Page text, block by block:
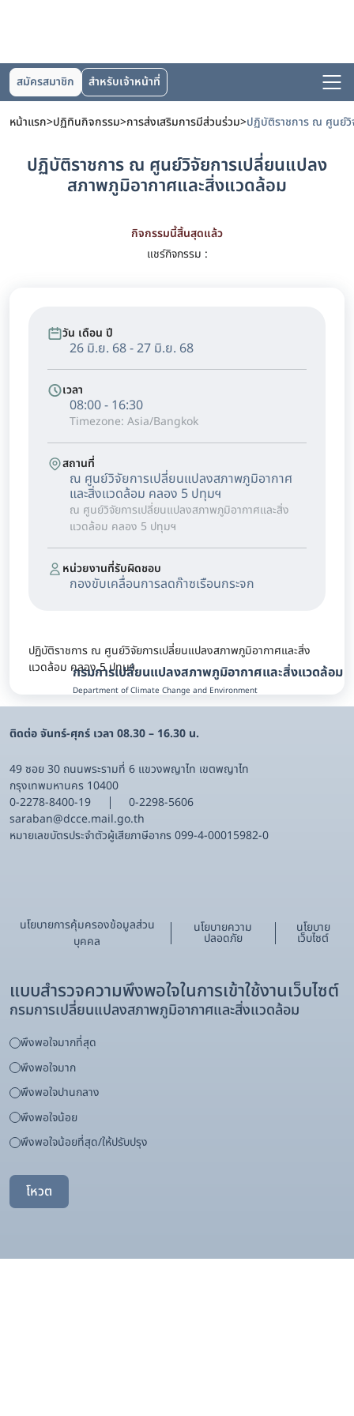
สมัครสมาชิก สำหรับเจ้าหน้าที่
หน้าแรก>ปฏิทินกิจกรรม>การส่งเสริมการมีส่วนร่วม>
ปฏิบัติราชการ ณ ศูนย์วิจัยการเปลี่ยนแปลง
สภาพภูมิอากาศและสิ่งแวดล้อม
กิจกรรมนี้สิ้นสุดแล้ว
แชร์กิจกรรม :
วัน เดือน ปี
26 มิ.ย. 68 - 27 มิ.ย. 68
เวลา
08:00 - 16:30
Timezone: Asia/Bangkok
สถานที่
ณ ศูนย์วิจัยการเปลี่ยนแปลงสภาพภูมิอากาศ
และสิ่งแวดล้อม คลอง 5 ปทุมฯ
ณ ศูนย์วิจัยการเปลี่ยนแปลงสภาพภูมิอากาศและสิ่ง
แวดล้อม คลอง 5 ปทุมฯ
หน่วยงานที่รับผิดชอบ
กองขับเคลื่อนการลดก๊าซเรือนกระจก
ปฏิบัติราชการ ณ ศูนย์วิจัยการเปลี่ยนแปลงสภาพภูมิอากาศและสิ่ง
แวดล้อม คลอง 5 ปทุมฯ
กรมการเปลี่ยนแปลงสภาพภูมิอากาศและสิ่งแวดล้อม
Department of Climate Change and Environment
ติดต่อ จันทร์-ศุกร์ เวลา 08.30 – 16.30 น.
49 ซอย 30 ถนนพระรามที่ 6 แขวงพญาไท เขตพญาไท
กรุงเทพมหานคร 10400
0-2278-8400-19
0-2298-5606
saraban@dcce.mail.go.th
หมายเลขบัตรประจําตัวผู้เสียภาษีอากร 099-4-00015982-0
นโยบายการคุ้มครองข้อมูลส่วน
บุคคล
นโยบายความ
ปลอดภัย
นโยบาย
เว็บไซต์
แบบสำรวจความพึงพอใจในการเข้าใช้งานเว็บไซต์
กรมการเปลี่ยนแปลงสภาพภูมิอากาศและสิ่งแวดล้อม
พึงพอใจมากที่สุด
พึงพอใจมาก
พึงพอใจปานกลาง
พึงพอใจน้อย
พึงพอใจน้อยที่สุด/ให้ปรับปรุง
โหวต